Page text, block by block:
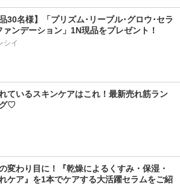
品30名様】「プリズム･リーブル･グロウ･セラ
シイ
ているスキンケアはこれ！最新売れ筋ラン
♡
変わり目に！『乾燥によるくすみ・保湿・
ケア』を1本でケアする大活躍セラムをご紹